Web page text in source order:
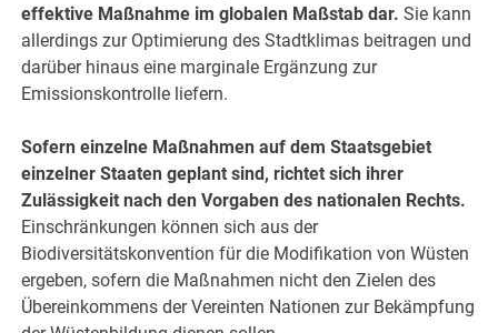
effektive Maßnahme im globalen Maßstab dar. Sie kann
allerdings zur Optimierung des Stadtklimas beitragen und
darüber hinaus eine marginale Ergänzung zur
Emissionskontrolle liefern.
Sofern einzelne Maßnahmen auf dem Staatsgebiet
einzelner Staaten geplant sind, richtet sich ihrer
Zulässigkeit nach den Vorgaben des nationalen Rechts.
Einschränkungen können sich aus der
Biodiversitätskonvention für die Modifikation von Wüsten
ergeben, sofern die Maßnahmen nicht den Zielen des
Übereinkommens der Vereinten Nationen zur Bekämpfung